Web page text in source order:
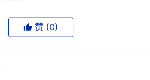
r15是ARCserve Replication
对于物理或虚拟服务器的复制或全面故障
制应用数据）其它ARCserve High
能增强还包括服务器组管理，Unix和
赞 (0)